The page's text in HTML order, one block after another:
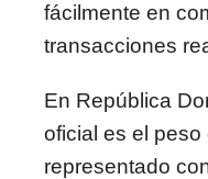
fácilmente en
transacciones
En República
oficial es el peso
representado